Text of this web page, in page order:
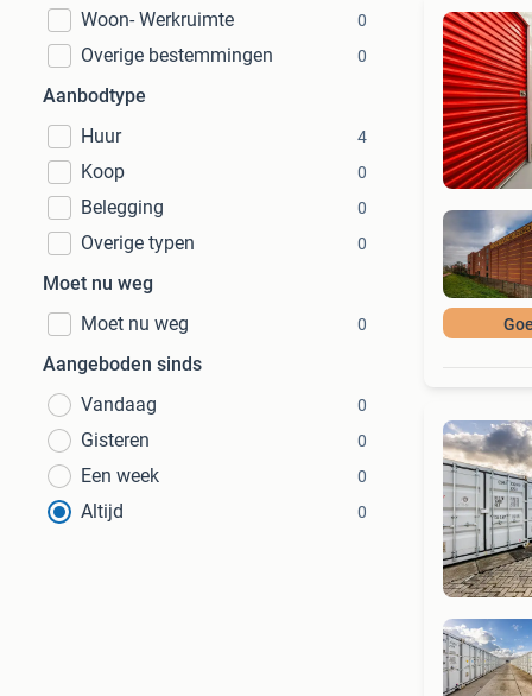
Woon- Werkruimte 0
Overige bestemmingen 0
Aanbodtype
Huur
4
Koop 0
Belegging 0
Overige typen 0
Moet nu weg
Moet nu weg
0
Aangeboden sinds
Vandaag
0
Gisteren 0
Een week 0
Altijd 0